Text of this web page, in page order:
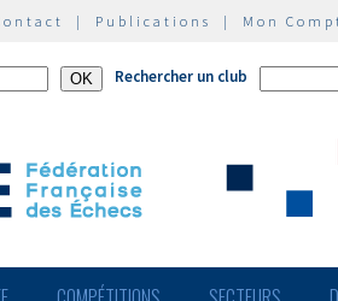
| Publications | Mon
Rechercher un club